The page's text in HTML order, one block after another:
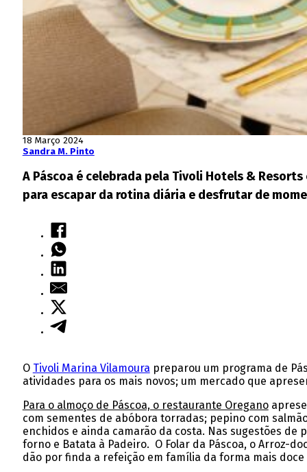
18 Março 2024
Sandra M. Pinto
A Páscoa é celebrada pela Tivoli Hotels &
para escapar da rotina diária e desfrutar de
O Tivoli Marina Vilamoura preparou um programa de
atividades para os mais novos; um mercado que
Para o almoço de Páscoa, o restaurante Oregano
com sementes de abóbora torradas; pepino com
enchidos e ainda camarão da costa. Nas sugestões
forno e Batata à Padeiro. O Folar da Páscoa, o Arroz-
dão por finda a refeição em família da forma mais doce